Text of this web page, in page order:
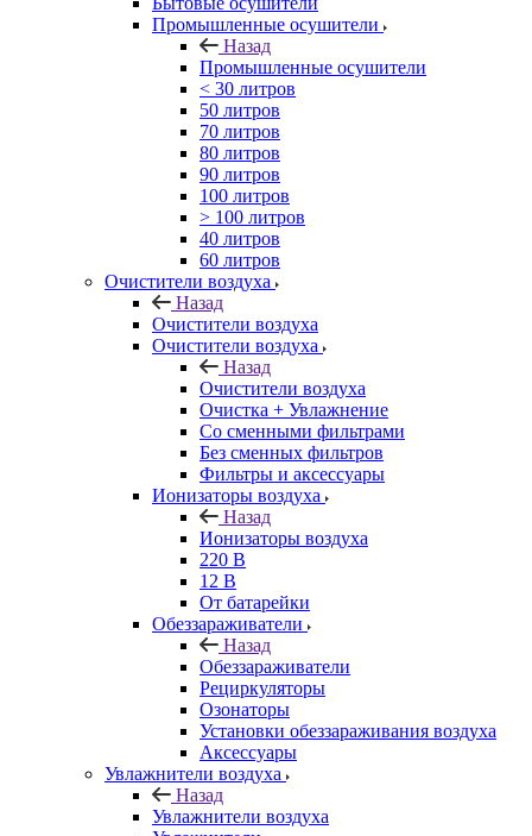
Промышленные осушители
Назад
Промышленные осушители
< 30 литров
50 литров
70 литров
80 литров
90 литров
100 литров
> 100 литров
40 литров
60 литров
Очистители воздуха
Назад
Очистители воздуха
Очистители воздуха
Назад
Очистители воздуха
Очистка + Увлажнение
Cо сменными фильтрами
Без сменных фильтров
Фильтры и аксессуары
Ионизаторы воздуха
Назад
Ионизаторы воздуха
220 В
12 В
От батарейки
Обеззараживатели
Назад
Обеззараживатели
Рециркуляторы
Озонаторы
Установки обеззараживания воздуха
Аксессуары
Увлажнители воздуха
Назад
Увлажнители воздуха